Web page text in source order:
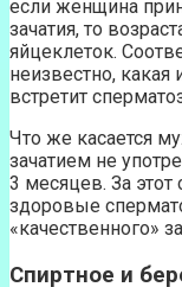
если женщина
зачатия, то
яйцеклеток.
неизвестно,
встретит
Что же касается
зачатием не
3 месяцев. За
здоровые
«качественного»
Спиртное и